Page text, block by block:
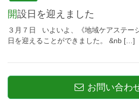
開設日を迎えました
３月７日 いよいよ、《地域ケアステ
日を迎えることができました。 &nb […]
お問い合わ